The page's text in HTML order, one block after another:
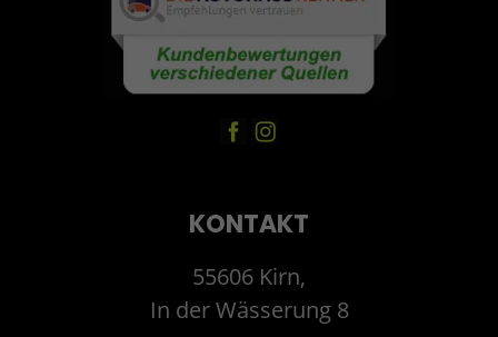
KONTAKT
55606 Kirn,
In der Wässerung 8